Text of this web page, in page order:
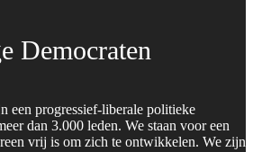
Democraten
een progressief-liberale politieke
dan 3.000 leden. We staan voor een
vrij is om zich te ontwikkelen. We zijn